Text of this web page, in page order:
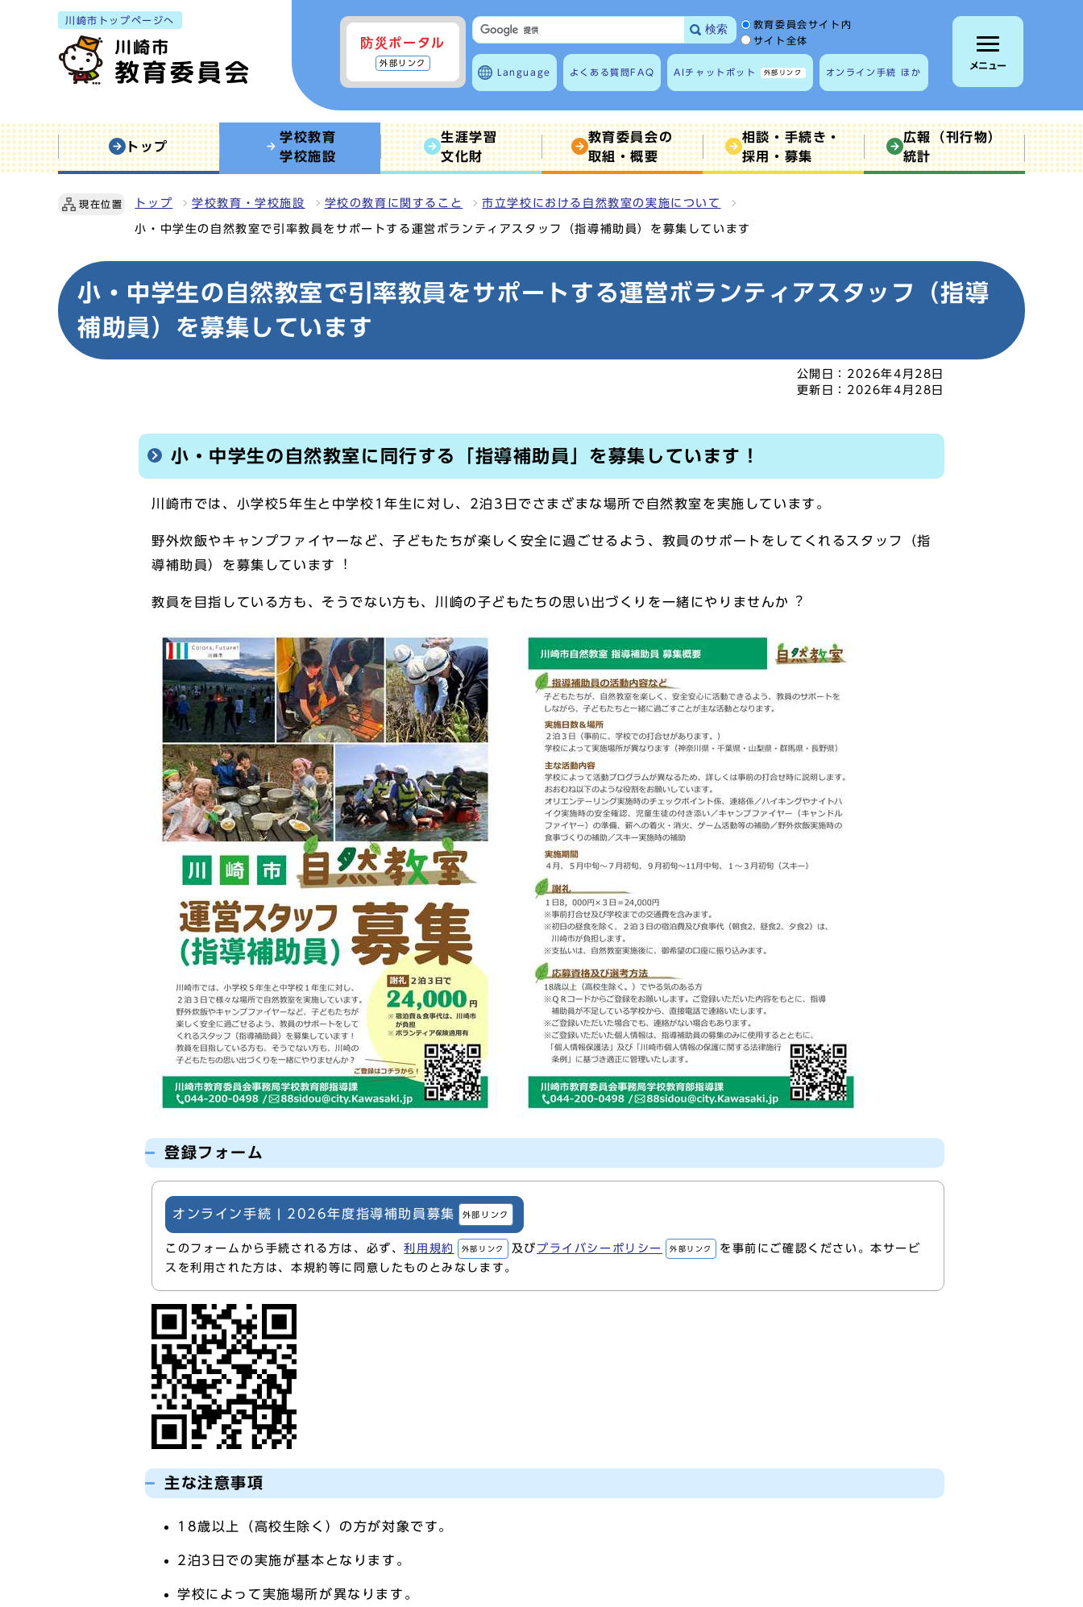
川崎市トップページへ
防災ポータル
外部リンク
検索 サイト内検索の範囲
教育委員会サイト内
サイト全体
Language よくある質問 FAQ AIチャットボット 外部リンク オンライン手続 ほか
メニュー
トップ
学校教育
学校施設
生涯学習
文化財
教育委員会の
取組・概要
相談・手続き・
採用・募集
広報（刊行物）
統計
現在位置 トップ 学校教育・学校施設 学校の教育に関すること 市立学校における自然教室の実施について
小・中学生の自然教室で引率教員をサポートする運営ボランティアスタッフ（指導補助員）を募集しています
小・中学生の自然教室で引率教員をサポートする運営ボランティアスタッフ（指導
補助員）を募集しています
公開日： 2026年4月28日
更新日： 2026年4月28日
小・中学生の自然教室に同行する「指導補助員」を募集しています！
川崎市では、小学校5年生と中学校1年生に対し、2泊3日でさまざまな場所で自然教室を実施しています。
野外炊飯やキャンプファイヤーなど、子どもたちが楽しく安全に過ごせるよう、教員のサポートをしてくれるスタッフ（指
導補助員）を募集しています︕
教員を目指している方も、そうでない方も、川崎の子どもたちの思い出づくりを一緒にやりませんか︖
登録フォーム
オンライン手続 | 2026年度指導補助員募集 外部リンク
このフォームから手続される方は、必ず、利用規約 外部リンク 及び プライバシーポリシー 外部リンク
を事前にご確認ください。本サービ
スを利用された方は、本規約等に同意したものとみなします。
主な注意事項
18歳以上（高校生除く）の方が対象です。
2泊3日での実施が基本となります。
学校によって実施場所が異なります。